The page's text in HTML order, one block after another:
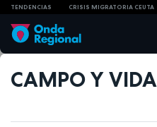
TENDENCIAS CRISIS MIGRATORIA CEUTA
CAMPO Y VIDA